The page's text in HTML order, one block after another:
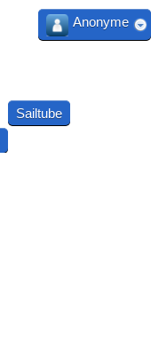
Sailtube
Anonyme